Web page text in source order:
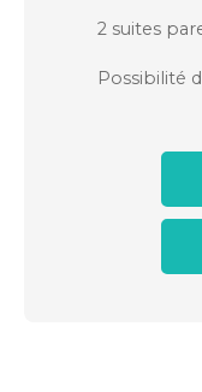
2 suites
Possibilité